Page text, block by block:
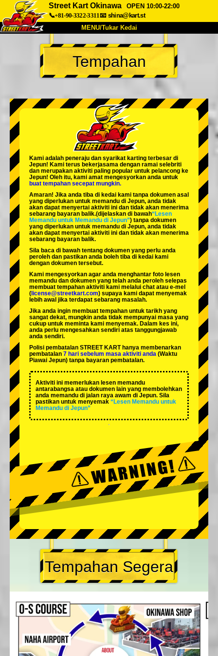
Street Kart Okinawa
OPEN 10:00-22:00
📞+81-90-3322-3311📧 shina@kart.st
MENU/Tukar Kedai
UTAMA
Tentang Spesifikasi Harga
Syarikat Tempahan
Tukar Kedai
Tokyo Shinagawa Tokyo Akihabara#1
Tokyo Akihabara#2
Tokyo Shibuya Annex Tokyo Bay
Tokyo Asakusa Osaka
Okinawa
Tempahan
Kami adalah peneraju dan syarikat karting terbesar di
Jepun! Kami terus bekerjasama dengan ramai selebriti
dan merupakan aktiviti paling popular untuk pelancong ke
Jepun! Oleh itu, kami amat mengesyorkan anda untuk
buat tempahan secepat mungkin.
Amaran! Jika anda tiba di kedai kami tanpa dokumen asal
yang diperlukan untuk memandu di Jepun, anda tidak
akan dapat menyertai aktiviti ini dan tidak akan menerima
sebarang bayaran balik.(dijelaskan di bawah“Lesen
Memandu untuk Memandu di Jepun”) tanpa dokumen
yang diperlukan untuk memandu di Jepun, anda tidak
akan dapat menyertai aktiviti ini dan tidak akan menerima
sebarang bayaran balik.
Sila baca di bawah tentang dokumen yang perlu anda
peroleh dan pastikan anda boleh tiba di kedai kami
dengan dokumen tersebut.
Kami mengesyorkan agar anda menghantar foto lesen
memandu dan dokumen yang telah anda peroleh selepas
membuat tempahan aktiviti kami melalui chat atau e-mel
( license@streetkart.com) supaya kami dapat menyemak
lebih awal jika terdapat sebarang masalah.
Jika anda ingin membuat tempahan untuk tarikh yang
sangat dekat, mungkin anda tidak mempunyai masa yang
cukup untuk meminta kami menyemak. Dalam kes ini,
anda perlu mengesahkan sendiri atas tanggungjawab
anda sendiri.
Polisi pembatalan STREET KART hanya membenarkan
pembatalan 7 hari sebelum masa aktiviti anda (Waktu
Piawai Jepun) tanpa bayaran pembatalan.
Aktiviti ini memerlukan lesen memandu
antarabangsa atau dokumen lain yang membolehkan
anda memandu di jalan raya awam di Jepun. Sila
pastikan untuk menyemak “Lesen Memandu untuk
Memandu di Jepun”
Tempahan Segera